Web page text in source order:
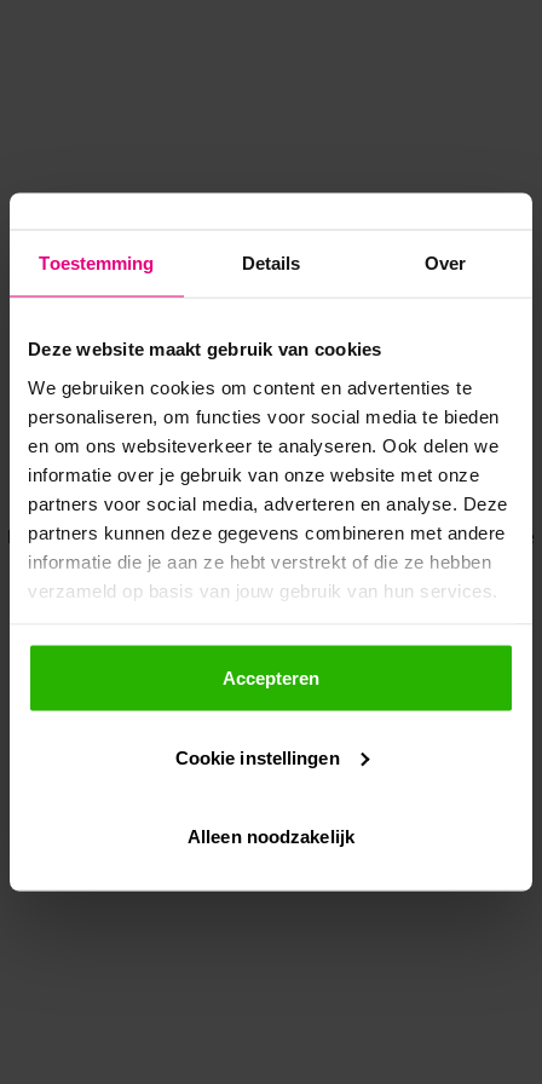
Toestemming Details Over
Deze website maakt gebruik van cookies
We gebruiken cookies om content en advertenties te
personaliseren, om functies voor social media te bieden
en om ons websiteverkeer te analyseren. Ook delen we
informatie over je gebruik van onze website met onze
partners voor social media, adverteren en analyse. Deze
partners kunnen deze gegevens combineren met andere
informatie die je aan ze hebt verstrekt of die ze hebben
verzameld op basis van jouw gebruik van hun services.
Als je op "Accepteer" klikt, dan geef je Voordeeluitjes.nl
toestemming om cookies voor social media en
gepersonaliseerde advertenties te plaatsen.
Lees hier meer over in onsprivacybeleid
Via "Cookie instellingen" kun je ook zelf instellen welke
Accepteren
Cookie instellingen
Alleen noodzakelijk
Application error: a client-side exception has occurred while
loadingwww.voordeeluitjes.nl (see the browser console for more
information).